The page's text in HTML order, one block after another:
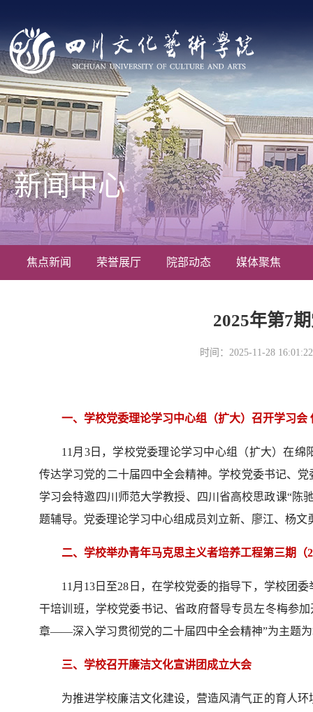
焦点新闻 荣誉展厅 院部动态 媒体聚焦
新闻中心
2025年第7
时间：2025-11-28
一、学校党委理论学习中心组（扩大）召开学习
11月3日，学校党委理论学习中心组（扩大）在
传达学习党的二十届四中全会精神。学校党委书记、
学习会特邀四川师范大学教授、四川省高校思政课“陈
题辅导。党委理论学习中心组成员刘立新、廖江、杨
二、学校举办青年马克思主义者培养工程第三期（
11月13日至28日，在学校党委的指导下，学校团
干培训班，学校党委书记、省政府督导专员左冬梅参
章——深入学习贯彻党的二十届四中全会精神”为主题
三、学校召开廉洁文化宣讲团成立大会
为推进学校廉洁文化建设，营造风清气正的育人